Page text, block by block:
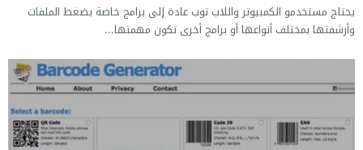
يحتاج مستخدمو الكمبيوتر واللاب توب عادة إلى برامج خاصة بضغط الملفات
وأرشفتها بمختلف أنواعها أو برامج أخرى تكون مهمتها...